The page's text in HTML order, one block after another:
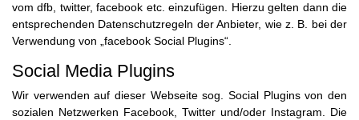
vom dfb, twitter, facebook etc. einzufügen. Hierzu gelten dann die
entsprechenden Datenschutzregeln der Anbieter, wie z. B. bei der
Verwendung von „facebook Social Plugins“.
Social Media Plugins
Wir verwenden auf dieser Webseite sog. Social Plugins von den
sozialen Netzwerken Facebook, Twitter und/oder Instagram. Die